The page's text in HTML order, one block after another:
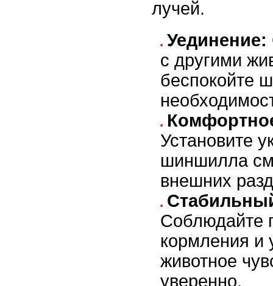
лучей.
Уединение:
с другими
беспокойте
Установите
шиншилла
внешних
Соблюдайте
кормления и
животное
уверенно.